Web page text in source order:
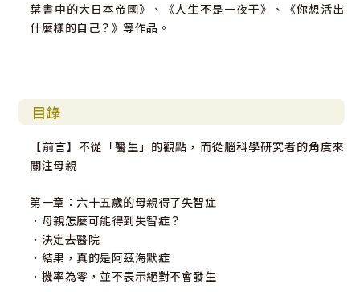
․在記錄逐漸失去記憶的母親，除了是直接面對母親「不會做
的事越來越多」的現實外，也是發現母親「還擁有什麼能
的事情，但放鬆、休息的時刻，對我們腦子而言也同樣重
要。
․和母親一起散步、烹煮食物，對母親而言，或許就是我們在
「雖然妳得了失智症，但我們還是和以前一樣，會和妳在一
起。」
․當沒有我在一旁做種種提示，母親只管專注於做眼前的事情
時，她會唱歌。因為她會感受到「我現在正在做這個」、
葉書中的大日本帝國》、《人生不是一夜干》、《你想活出
什麼樣的自己？》等作品。
目錄
【前言】不從「醫生」的觀點，而從腦科學研究者的角度來
關注母親
第一章：六十五歲的母親得了失智症
．母親怎麼可能得到失智症？
．決定去醫院
．結果，真的是阿茲海默症
．機率為零，並不表示絕對不會發生